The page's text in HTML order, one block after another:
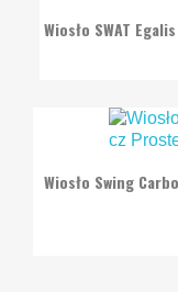
Wiosło SWAT
Wiosło Swing